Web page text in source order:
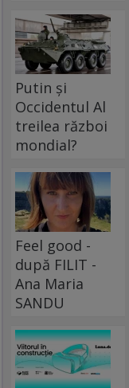
Putin și
Occidentul Al
treilea război
mondial?
Feel good -
după FILIT -
Ana Maria
SANDU